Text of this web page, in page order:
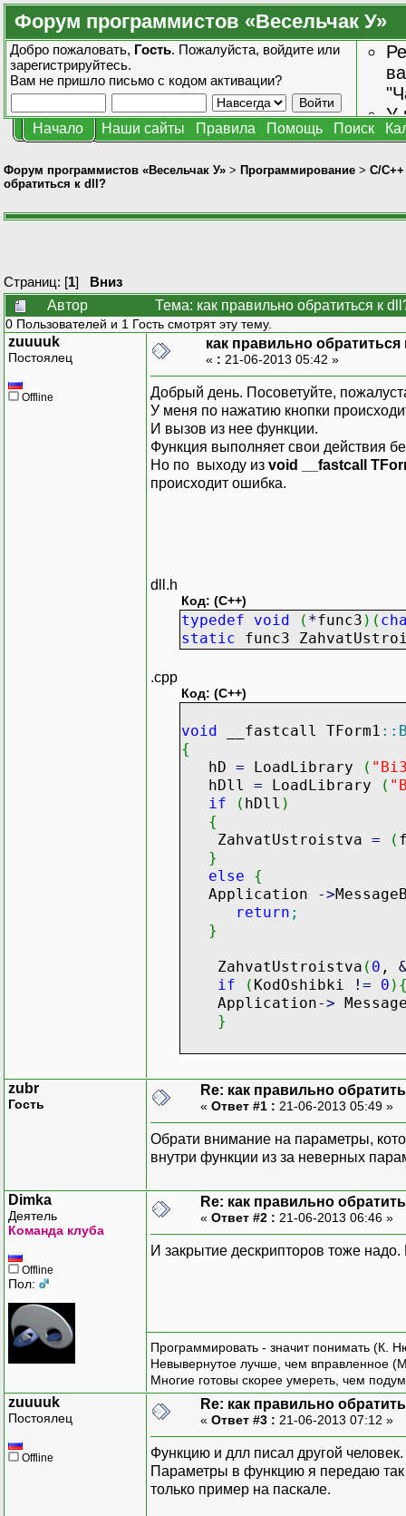
Форум программистов «Весельчак У»
Добро пожаловать, Гость. Пожалуйста, войдите или
зарегистрируйтесь.
Вам не пришло письмо с кодом активации?
У
Начало Наши сайты Правила Помощь Поиск
Форум программистов «Весельчак У» > Программирование > C/C++
обратиться к dll?
Страниц: [1] Вниз
Автор
Тема: как правильно обратиться к
0 Пользователей и 1 Гость смотрят эту тему.
zuuuuk
Постоялец
Offline
как правильно обратиться
« : 21-06-2013 05:42 »
Добрый день. Посоветуйте,
У меня по нажатию кнопки
И вызов из нее функции.
Функция выполняет свои действия
Но по выходу из void __fastcall
происходит ошибка.
dll.h
Код: (C++)
typedef void ( *func3 ) (
static func3
.cpp
Код: (C++)
void __fastcall TForm1 ::
{
hD = LoadLibrary (
hDll = LoadLibrary (
if
( hDll )
{
ZahvatUstroistva = (
}
else
{
Application
->
return ;
}
ZahvatUstroistva ( 0 ,
if
( KodOshibki ! = 0 )
Application->
}
}
zubr
Гость
Re: как правильно
« Ответ #1 : 21-06-2013 05:49 »
Обрати внимание на параметры,
внутри функции из за неверных
Dimka
Деятель
Команда клуба
Offline
Пол:
Re: как правильно
« Ответ #2 : 21-06-2013 06:46 »
И закрытие дескрипторов тоже
Программировать - значит понимать (К.
Невывернутое лучше, чем вправленное
Многие готовы скорее умереть, чем
zuuuuk
Постоялец
Offline
Re: как правильно
« Ответ #3 : 21-06-2013 07:12 »
Функцию и длл писал другой
Параметры в функцию я передаю
только пример на паскале.